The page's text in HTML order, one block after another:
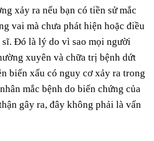
xảy ra nếu bạn có tiền sử mắc
vai mà chưa phát hiện hoặc điều
sĩ. Đó là lý do vì sao mọi người
xuyên và chữa trị bệnh dứt
biến xấu có nguy cơ xảy ra trong
mắc bệnh do biến chứng của
gây ra, đây không phải là vấn